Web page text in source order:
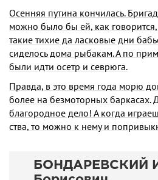
Осенняя путина кончилась.
можно было бы ей, как говорится,
такие тихие да ласковые дни
сиделось дома рыбакам. А по
были идти осетр и севрюга.
Правда, в это время года морю
более на безмоторных баркасах.
благородное дело! А когда
ства, то можно к нему и
БОНДАРЕВСКИЙ